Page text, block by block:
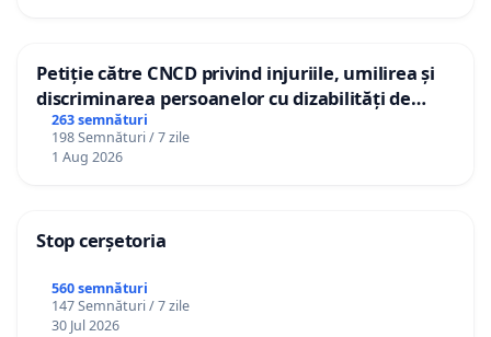
Petiție către CNCD privind injuriile, umilirea și
discriminarea persoanelor cu dizabilități de
către utilizatorul TikTok „Gorici”
263 semnături
198 Semnături / 7 zile
1 Aug 2026
Stop cerșetoria
560 semnături
147 Semnături / 7 zile
30 Jul 2026